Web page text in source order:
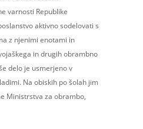
varnosti Republike
aktivno sodelovati s
z njenimi enotami in
in drugih obrambno
delo je usmerjeno v
Na obiskih po šolah jim
Ministrstva za obrambo,